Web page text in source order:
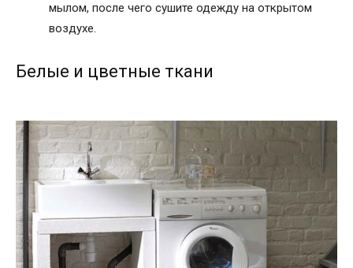
мылом, после чего сушите одежду на открытом
воздухе.
Белые и цветные ткани